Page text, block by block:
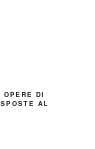
DI
AL